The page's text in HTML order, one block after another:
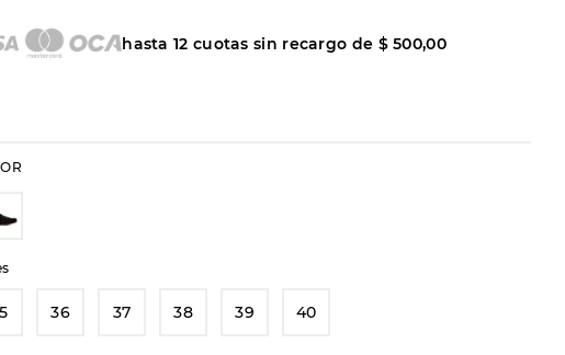
hasta12 cuotas sin recargo de $ 500,00
36 37 38 39 40